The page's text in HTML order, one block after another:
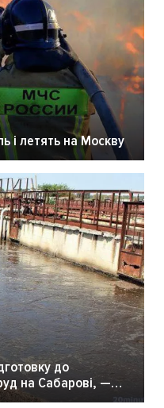
і летять на Москву
до
на Сабарові, —